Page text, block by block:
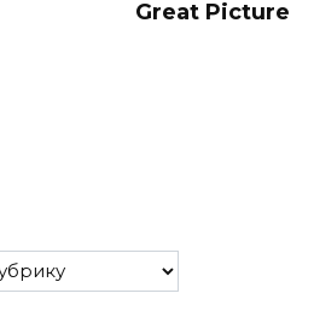
Great Picture